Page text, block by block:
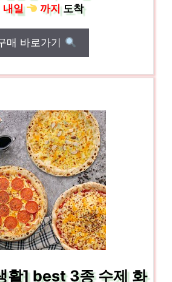
내일
까지도착
매 바로가기
활] best 3종 수제 화